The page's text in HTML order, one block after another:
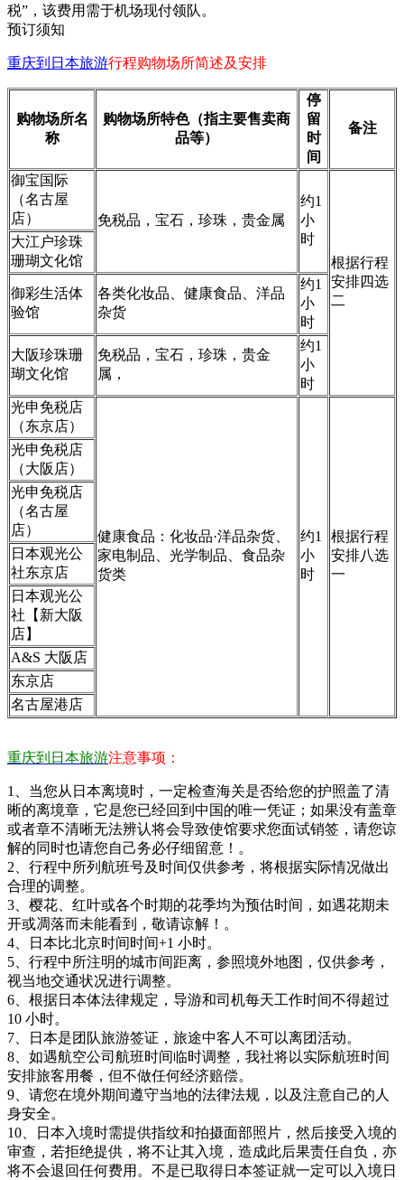
税”，该费用需于机场现付领队。
预订须知
重庆到日本旅游行程购物场所简述及安排
购物场所名
称
购物场所特色（指主要售卖商
品等）
停
留
时
间
备注
御宝国际
（名古屋
店）
免税品，宝石，珍珠，贵金属
约1
小
时
根据行程
安排四选
二
大江户珍珠
珊瑚文化馆
御彩生活体
验馆
各类化妆品、健康食品、洋品
杂货
约1
小
时
大阪珍珠珊
瑚文化馆
免税品，宝石，珍珠，贵金
属，
约1
小
时
光申免税店
（东京店）
健康食品：化妆品·洋品杂货、
家电制品、光学制品、食品杂
货类
约1
小
时
根据行程
安排八选
一
光申免税店
（大阪店）
光申免税店
（名古屋
店）
日本观光公
社东京店
日本观光公
社【新大阪
店】
A&S 大阪店
东京店
名古屋港店
重庆到日本旅游注意事项：
1、当您从日本离境时，一定检查海关是否给您的护照盖了清
晰的离境章，它是您已经回到中国的唯一凭证；如果没有盖章
或者章不清晰无法辨认将会导致使馆要求您面试销签，请您谅
解的同时也请您自己务必仔细留意！。
2、行程中所列航班号及时间仅供参考，将根据实际情况做出
合理的调整。
3、樱花、红叶或各个时期的花季均为预估时间，如遇花期未
开或凋落而未能看到，敬请谅解！。
4、日本比北京时间时间+1 小时。
5、行程中所注明的城市间距离，参照境外地图，仅供参考，
视当地交通状况进行调整。
6、根据日本体法律规定，导游和司机每天工作时间不得超过
10 小时。
7、日本是团队旅游签证，旅途中客人不可以离团活动。
8、如遇航空公司航班时间临时调整，我社将以实际航班时间
安排旅客用餐，但不做任何经济赔偿。
9、请您在境外期间遵守当地的法律法规，以及注意自己的人
身安全。
10、日本入境时需提供指纹和拍摄面部照片，然后接受入境的
审查，若拒绝提供，将不让其入境，造成此后果责任自负，亦
将不会退回任何费用。不是已取得日本签证就一定可以入境日